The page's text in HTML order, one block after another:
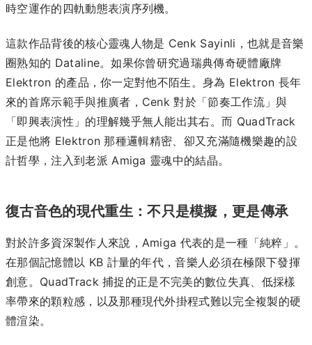
時空運作的四軌動態表演序列機。
這款作品背後的核心靈魂人物是 Cenk Sayinli，也就是音樂
圈熟知的 Dataline。如果你曾研究過瑞典傳奇硬體廠牌
Elektron 的產品，你一定對他不陌生。身為 Elektron 長年
來的首席示範手與推廣者，Cenk 對於「節奏工作流」與
「即興表演性」的理解幾乎無人能出其右。而 QuadTrack
正是他將 Elektron 那種邏輯精密、卻又充滿隨機樂趣的設
計哲學，注入到老派 Amiga 靈魂中的結晶。
復古音色的現代重生：不只是模擬，更是傳承
對於許多資深製作人來說，Amiga 代表的是一種「純粹」。
在那個記憶體以 KB 計量的年代，音樂人必須在極限下發揮
創意。QuadTrack 捕捉的正是不完美的數位失真、低採樣
率帶來的顆粒感，以及那種現代外掛程式難以完全複製的硬
體渲染。